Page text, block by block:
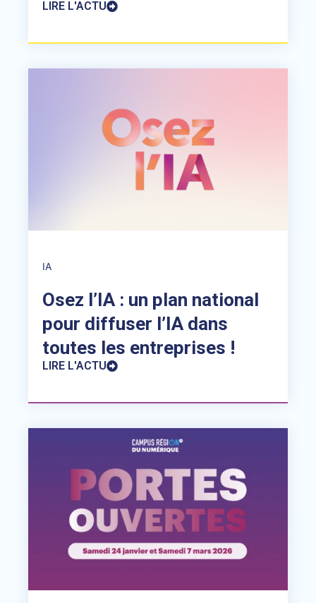
LIRE L'ACTU
IA
Osez l’IA : un plan national
pour diffuser l’IA dans
toutes les entreprises !
LIRE L'ACTU